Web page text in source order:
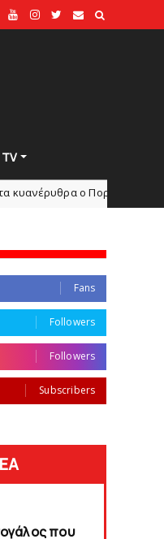
TV
Πορτογάλος!
Fans
Followers
Followers
Subscribers
που